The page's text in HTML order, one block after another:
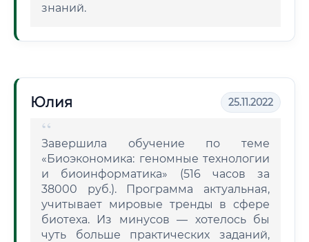
знаний.
Юлия 25.11.2022
Завершила обучение по теме
«Биоэкономика: геномные технологии
и биоинформатика» (516 часов за
38000 руб.). Программа актуальная,
учитывает мировые тренды в сфере
биотеха. Из минусов — хотелось бы
чуть больше практических заданий,